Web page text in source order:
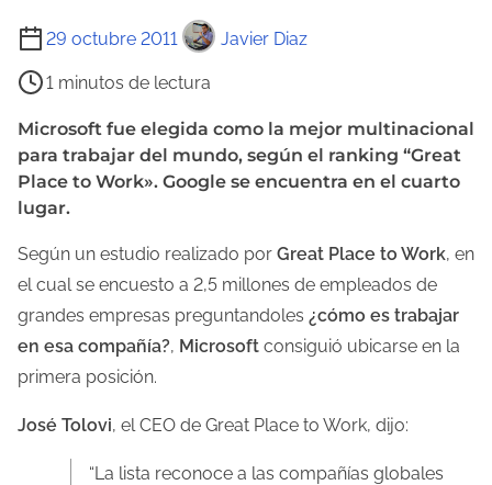
29 octubre 2011 Javier Diaz
T
e
m
p
o
d
e
l
e
c
t
r
1 minutos de lectura
Microsoft fue elegida como la mejor multinacional
para trabajar del mundo, según el ranking “Great
Place to Work». Google se encuentra en el cuarto
lugar.
Según un estudio realizado por Great Place to Work, en
el cual se encuesto a 2,5 millones de empleados de
grandes empresas preguntandoles ¿cómo es trabajar
en esa compañía?, Microsoft consiguió ubicarse en la
primera posición.
José Tolovi, el CEO de Great Place to Work, dijo:
“La lista reconoce a las compañías globales